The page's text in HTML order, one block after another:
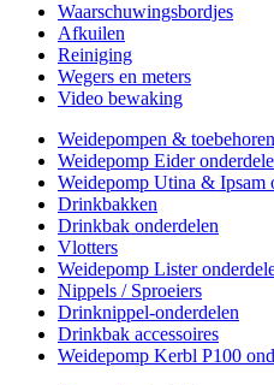
Waarschuwingsbordjes
Afkuilen
Reiniging
Wegers en meters
Video bewaking
Weidepompen & toebehoren
Weidepomp Eider
Weidepomp Utina & Ipsam
Drinkbakken
Drinkbak onderdelen
Vlotters
Weidepomp Lister
Nippels / Sproeiers
Drinknippel-onderdelen
Drinkbak accessoires
Weidepomp Kerbl P100